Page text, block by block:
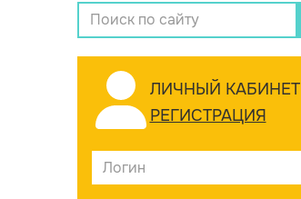
ЛИЧНЫЙ КАБИНЕТ
РЕГИСТРАЦИЯ